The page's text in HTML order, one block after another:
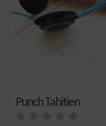
Punch Tahitien